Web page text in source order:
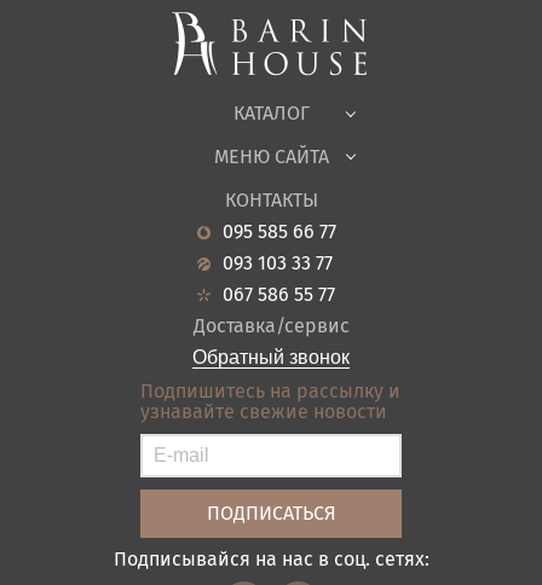
КАТАЛОГ
Корпусная мебель
Офисная мебель
Садовая мебель
Гостиная
Кухня
Прихожие
Ванная
Акции
МЕНЮ САЙТА
О нас
Новости
Гарантия
Кредит
Оплата и доставка
Отзывы
Контакты
Карта сайта
Условия покупки
КОНТАКТЫ
095 585 66 77
093 103 33 77
067 586 55 77
Доставка/сервис
Обратный звонок
Подпишитесь на рассылку и
узнавайте свежие новости
Подписывайся на нас в соц. сетях: